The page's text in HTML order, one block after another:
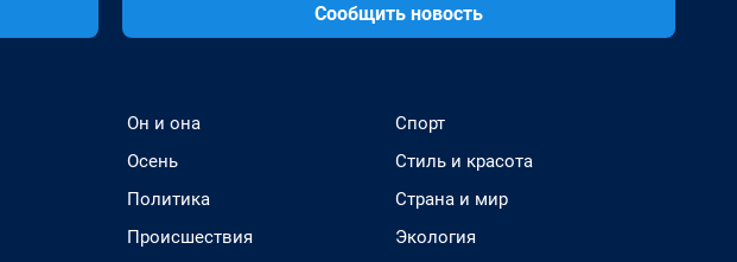
Сообщить новость
Он и она
Осень
Политика
Происшествия
Спорт
Стиль и красота
Страна и мир
Экология